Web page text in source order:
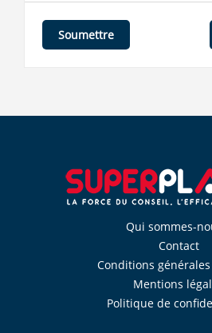
Soumettre
Qui sommes-
Contact
Conditions
Mentions
Politique de